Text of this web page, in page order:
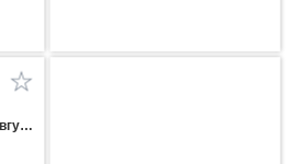
Акционные предложения Августа